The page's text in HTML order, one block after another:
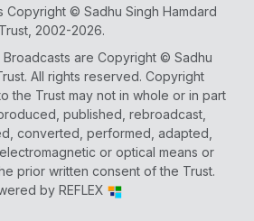
Copyright © Sadhu Singh Hamdard
Trust, 2002-2026.
Broadcasts are Copyright © Sadhu
All rights reserved. Copyright
the Trust may not in whole or in part
published, rebroadcast,
converted, performed, adapted,
or optical means or
prior written consent of the Trust.
by REFLEX